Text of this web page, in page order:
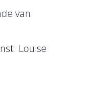
van
Louise